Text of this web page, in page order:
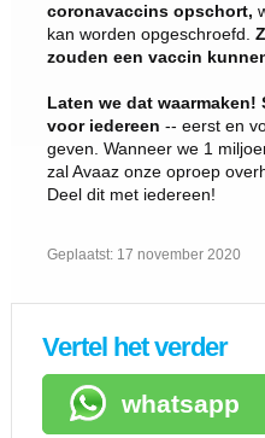
coronavaccins opschort,
kan worden opgeschroefd.
zouden een vaccin
Laten we dat
voor iedereen -- eerst en
geven. Wanneer we 1
zal Avaaz onze oproep
Deel dit met iedereen!
Geplaatst: 17 november 2020
Vertel het verder
whatsapp